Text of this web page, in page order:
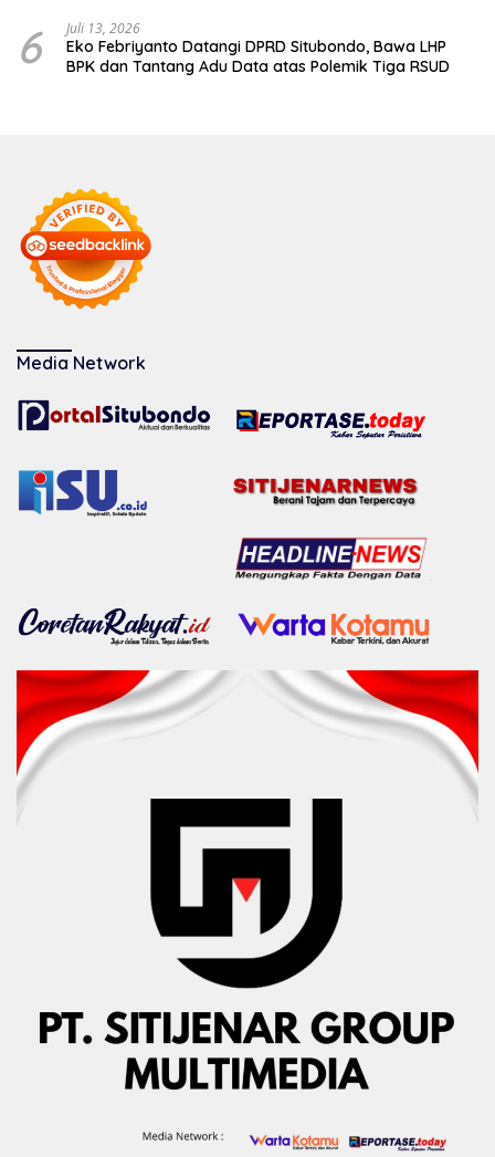
6 Juli 13, 2026
Eko Febriyanto Datangi DPRD Situbondo, Bawa LHP
BPK dan Tantang Adu Data atas Polemik Tiga RSUD
Media Network